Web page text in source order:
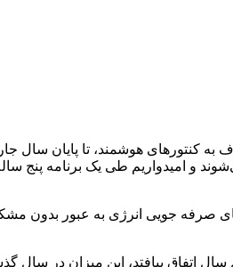
به کنتورهای هوشمند، تا پایان
و امیدواریم طی یک برنامه پنج
صرفه جویی انرژی به عبور بدون